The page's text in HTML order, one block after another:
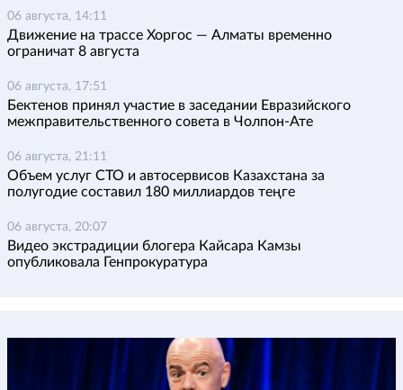
06 августа, 14:11
Движение на трассе Хоргос — Алматы временно
ограничат 8 августа
06 августа, 17:51
Бектенов принял участие в заседании Евразийского
межправительственного совета в Чолпон-Ате
06 августа, 21:11
Объем услуг СТО и автосервисов Казахстана за
полугодие составил 180 миллиардов теңге
06 августа, 20:07
Видео экстрадиции блогера Кайсара Камзы
опубликовала Генпрокуратура